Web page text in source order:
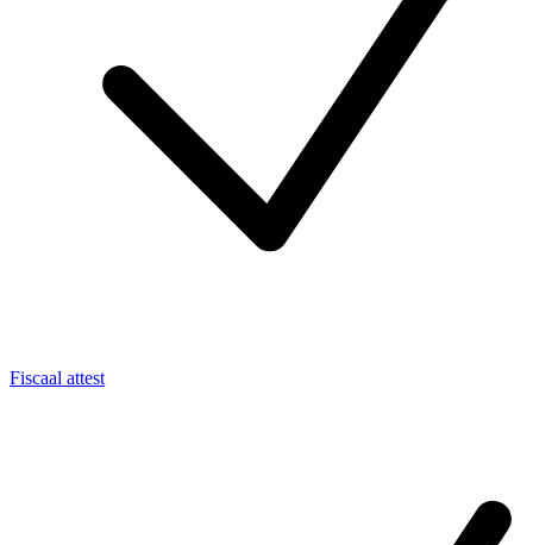
Fiscaal attest